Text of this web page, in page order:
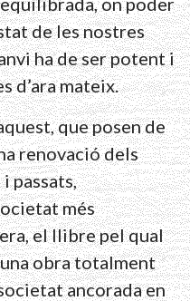
de les nostres
ha de ser potent i
d’ara mateix.
que posen de
renovació dels
passats,
més
el llibre pel qual
obra totalment
ancorada en